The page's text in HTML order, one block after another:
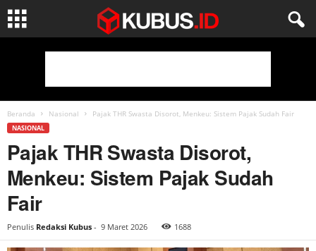
Beranda Nasional Pajak THR Swasta Disorot, Menkeu: Sistem Pajak Sudah Fair
NASIONAL
Pajak THR Swasta Disorot,
Menkeu: Sistem Pajak Sudah
Fair
Penulis Redaksi Kubus - 9 Maret 2026 1688